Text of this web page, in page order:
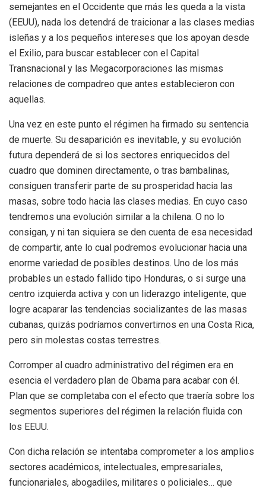
semejantes en el Occidente que más les queda a la vista
(EEUU), nada los detendrá de traicionar a las clases medias
isleñas y a los pequeños intereses que los apoyan desde
el Exilio, para buscar establecer con el Capital
Transnacional y las Megacorporaciones las mismas
relaciones de compadreo que antes establecieron con
aquellas.
Una vez en este punto el régimen ha firmado su sentencia
de muerte. Su desaparición es inevitable, y su evolución
futura dependerá de si los sectores enriquecidos del
cuadro que dominen directamente, o tras bambalinas,
consiguen transferir parte de su prosperidad hacia las
masas, sobre todo hacia las clases medias. En cuyo caso
tendremos una evolución similar a la chilena. O no lo
consigan, y ni tan siquiera se den cuenta de esa necesidad
de compartir, ante lo cual podremos evolucionar hacia una
enorme variedad de posibles destinos. Uno de los más
probables un estado fallido tipo Honduras, o si surge una
centro izquierda activa y con un liderazgo inteligente, que
logre acaparar las tendencias socializantes de las masas
cubanas, quizás podríamos convertirnos en una Costa Rica,
pero sin molestas costas terrestres.
Corromper al cuadro administrativo del régimen era en
esencia el verdadero plan de Obama para acabar con él.
Plan que se completaba con el efecto que traería sobre los
segmentos superiores del régimen la relación fluida con
los EEUU.
Con dicha relación se intentaba comprometer a los amplios
sectores académicos, intelectuales, empresariales,
funcionariales, abogadiles, militares o policiales… que